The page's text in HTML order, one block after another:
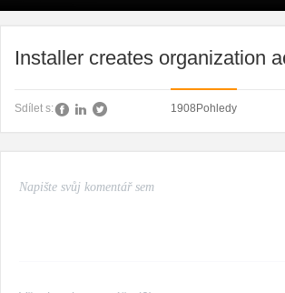
Installer creates organization
Sdílet s: 1908Pohledy